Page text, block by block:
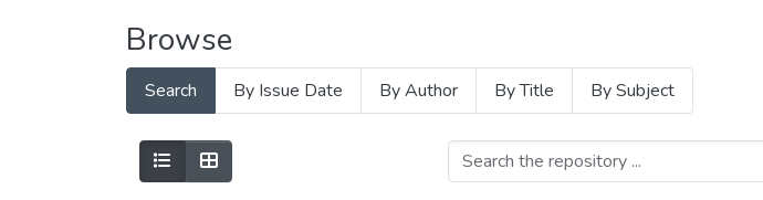
Browse
Search By Issue Date By Author By Title By Subject